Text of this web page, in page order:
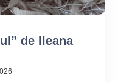
de Ileana